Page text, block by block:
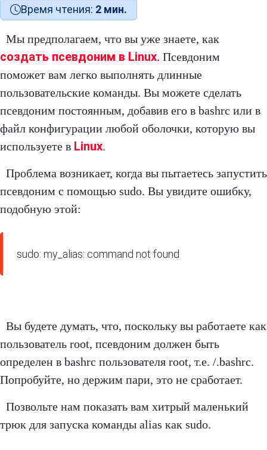
Время чтения: 2 мин.
Мы предполагаем, что вы уже знаете, как
создать псевдоним в Linux. Псевдоним
поможет вам легко выполнять длинные
пользовательские команды. Вы можете сделать
псевдоним постоянным, добавив его в bashrc или в
файл конфигурации любой оболочки, которую вы
используете в Linux.
Проблема возникает, когда вы пытаетесь запустить
псевдоним с помощью sudo. Вы увидите ошибку,
подобную этой:
sudo: my_alias: command not found
Вы будете думать, что, поскольку вы работаете как
пользователь root, псевдоним должен быть
определен в bashrc пользователя root, т.е. /.bashrc.
Попробуйте, но держим пари, это не сработает.
Позвольте нам показать вам хитрый маленький
трюк для запуска команды alias как sudo.